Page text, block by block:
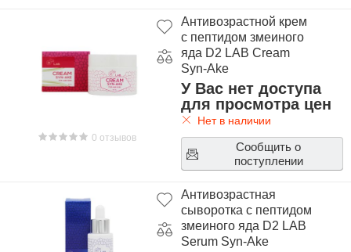
0 отзывов
Антивозрастной крем
с пептидом змеиного
яда D2 LAB Cream
Syn-Ake
У Вас нет доступа
для просмотра цен
Нет в наличии
Сообщить о
поступлении
Антивозрастная
сыворотка с пептидом
змеиного яда D2 LAB
Serum Syn-Ake